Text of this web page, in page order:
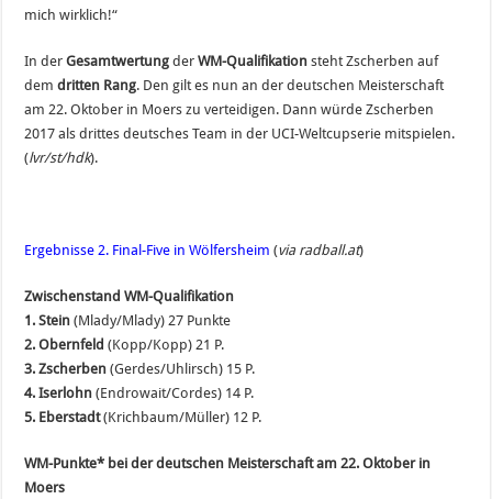
mich wirklich!“
In derGesamtwertung derWM-Qualifikation steht Zscherben auf
demdritten Rang. Den gilt es nun an der deutschen Meisterschaft
am 22. Oktober in Moers zu verteidigen. Dann würde Zscherben
2017 als drittes deutsches Team in der UCI-Weltcupserie mitspielen.
(lvr/st/hdk).
Ergebnisse 2. Final-Five in Wölfersheim (via radball.at)
Zwischenstand WM-Qualifikation
1. Stein (Mlady/Mlady) 27 Punkte
2. Obernfeld (Kopp/Kopp) 21 P.
3. Zscherben (Gerdes/Uhlirsch) 15 P.
4. Iserlohn (Endrowait/Cordes) 14 P.
5. Eberstadt(Krichbaum/Müller) 12 P.
WM-Punkte* bei der deutschen Meisterschaft am 22. Oktober in
Moers